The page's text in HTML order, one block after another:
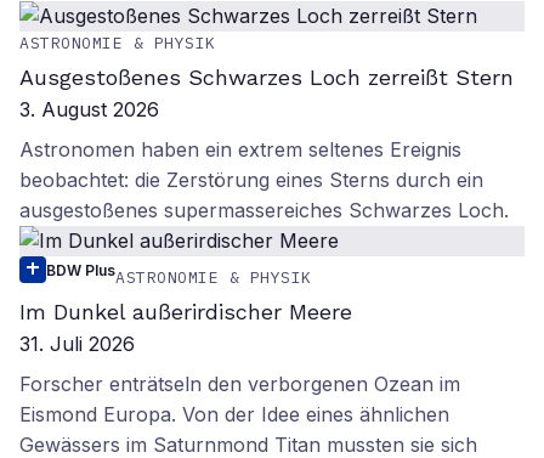
ASTRONOMIE & PHYSIK
Ausgestoßenes Schwarzes Loch zerreißt Stern
3. August 2026
Astronomen haben ein extrem seltenes Ereignis
beobachtet: die Zerstörung eines Sterns durch ein
ausgestoßenes supermassereiches Schwarzes Loch.
BDW PlusASTRONOMIE & PHYSIK
Im Dunkel außerirdischer Meere
31. Juli 2026
Forscher enträtseln den verborgenen Ozean im
Eismond Europa. Von der Idee eines ähnlichen
Gewässers im Saturnmond Titan mussten sie sich